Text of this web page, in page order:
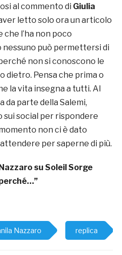
al commento di Giulia
letto solo ora un articolo
l’ha non poco
nessuno può permettersi di
non si conoscono le
dietro. Pensa che prima o
la vita insegna a tutti. Al
da parte della Salemi,
social per rispondere
non ci è dato
per saperne di più.
su Soleil Sorge
Nazzaro replica